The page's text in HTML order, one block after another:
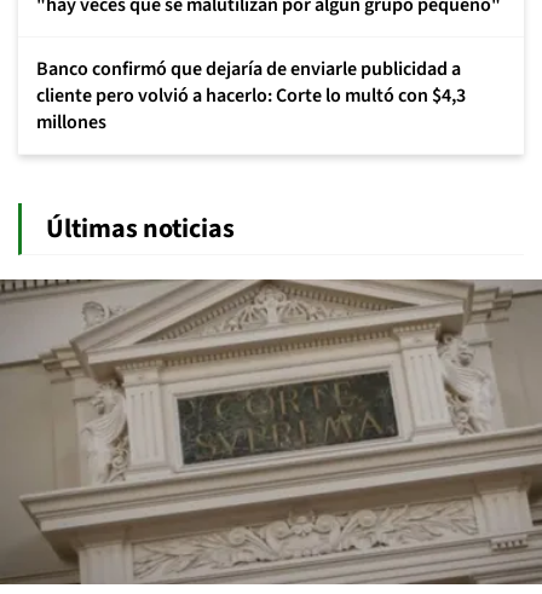
Banco confirmó que dejaría de enviarle publicidad a
cliente pero volvió a hacerlo: Corte lo multó con $4,3
millones
Últimas noticias